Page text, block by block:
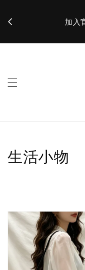
加入
生活小物